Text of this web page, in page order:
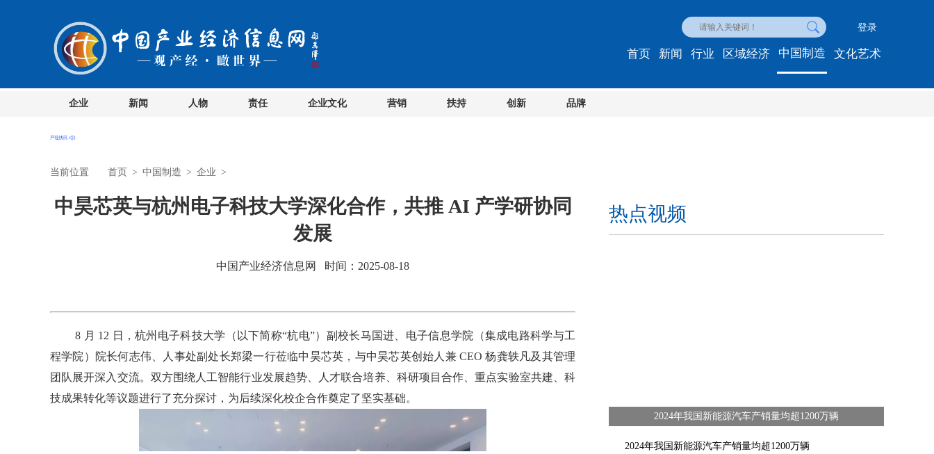
登录
首页 新闻 行业 区域经济 中国制造
企业 新闻 人物 责任 企业文化 营销 扶持 创新 品牌
文化艺术
当前位置 首页 > 中国制造 > 企业 >
中昊芯英与杭州电子科技大学深化合作，共推 AI 产学研协同
发展
中国产业经济信息网 时间：2025-08-18
8 月 12 日，杭州电子科技大学（以下简称“杭电”）副校长马国进、电子信息学院（集成电路科学与工
程学院）院长何志伟、人事处副处长郑梁一行莅临中昊芯英，与中昊芯英创始人兼 CEO 杨龚轶凡及其管理
团队展开深入交流。双方围绕人工智能行业发展趋势、人才联合培养、科研项目合作、重点实验室共建、科
技成果转化等议题进行了充分探讨，为后续深化校企合作奠定了坚实基础。
热点视频
2024年我国新能源汽车产销量均超1200万辆
2024年我国新能源汽车产销量均超1200万辆